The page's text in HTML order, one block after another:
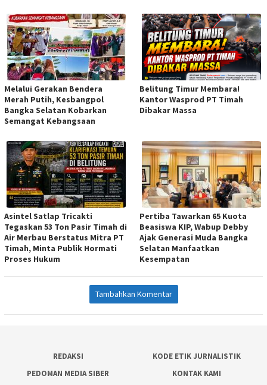
Melalui Gerakan Bendera
Merah Putih, Kesbangpol
Bangka Selatan Kobarkan
Semangat Kebangsaan
Belitung Timur Membara!
Kantor Wasprod PT Timah
Dibakar Massa
Asintel Satlap Tricakti
Tegaskan 53 Ton Pasir Timah di
Air Merbau Berstatus Mitra PT
Timah, Minta Publik Hormati
Proses Hukum
Pertiba Tawarkan 65 Kuota
Beasiswa KIP, Wabup Debby
Ajak Generasi Muda Bangka
Selatan Manfaatkan
Kesempatan
Tambahkan Komentar
REDAKSI
KODE ETIK JURNALISTIK
PEDOMAN MEDIA SIBER
KONTAK KAMI